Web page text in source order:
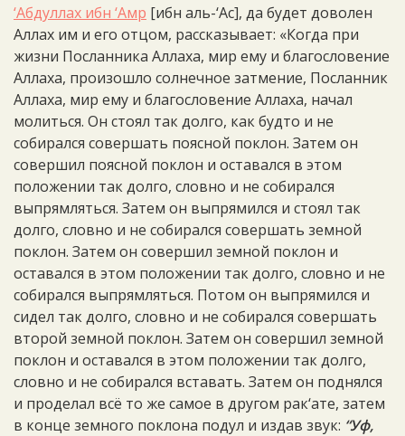
‘Абдуллах ибн ‘Амр [ибн аль-‘Ас], да будет доволен
Аллах им и его отцом, рассказывает: «Когда при
жизни Посланника Аллаха, мир ему и благословение
Аллаха, произошло солнечное затмение, Посланник
Аллаха, мир ему и благословение Аллаха, начал
молиться. Он стоял так долго, как будто и не
собирался совершать поясной поклон. Затем он
совершил поясной поклон и оставался в этом
положении так долго, словно и не собирался
выпрямляться. Затем он выпрямился и стоял так
долго, словно и не собирался совершать земной
поклон. Затем он совершил земной поклон и
оставался в этом положении так долго, словно и не
собирался выпрямляться. Потом он выпрямился и
сидел так долго, словно и не собирался совершать
второй земной поклон. Затем он совершил земной
поклон и оставался в этом положении так долго,
словно и не собирался вставать. Затем он поднялся
и проделал всё то же самое в другом рак‘ате, затем
в конце земного поклона подул и издав звук: “Уф,